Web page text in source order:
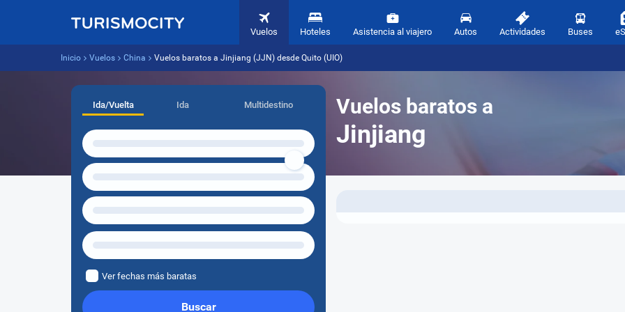
Vuelos Hoteles Asistencia al viajero Autos Actividades Buses
Inicio Vuelos China Vuelos baratos a Jinjiang (JJN) desde Quito (UIO)
Vuelos baratos a
Jinjiang
Ida/Vuelta Ida Multidestino
Ver fechas más baratas
Buscar